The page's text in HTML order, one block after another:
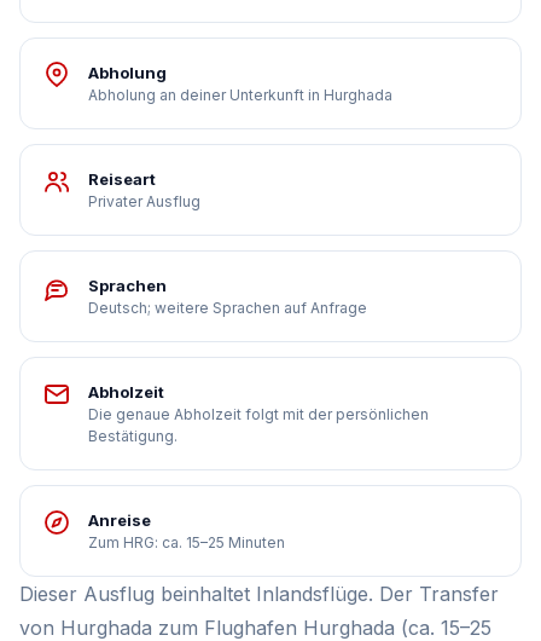
Abholung
Abholung an deiner Unterkunft in Hurghada
Reiseart
Privater Ausflug
Sprachen
Deutsch; weitere Sprachen auf Anfrage
Abholzeit
Die genaue Abholzeit folgt mit der persönlichen
Bestätigung.
Anreise
Zum HRG: ca. 15–25 Minuten
Dieser Ausflug beinhaltet Inlandsflüge. Der Transfer
von Hurghada zum Flughafen Hurghada (ca. 15–25